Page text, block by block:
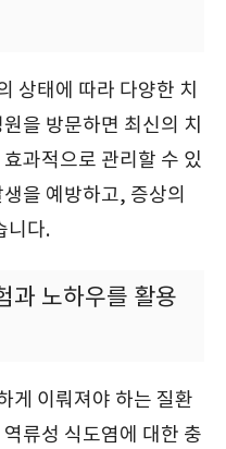
상태에 따라 다양한 치
을 방문하면 최신의 치
과적으로 관리할 수 있
을 예방하고, 증상의
니다.
과 노하우를 활용
게 이뤄져야 하는 질환
류성 식도염에 대한 충